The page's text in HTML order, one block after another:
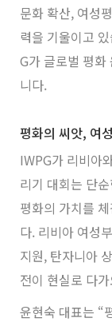
문화 확산, 여성
력을 기울이고
G가 글로벌 평화
니다.
평화의 씨앗, 여
IWPG가 리비아
리기 대회는 단
평화의 가치를
다. 리비아 여성
지원, 탄자니아
전이 현실로 다
윤현숙 대표는 “